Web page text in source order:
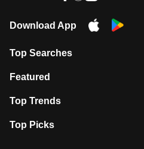
Download App
Top Searches
मुंबई में लगे 'जेन जी' के पोस्टर, लिखा- 'मैं
Featured
10 अगस्त को विधानसभा का घेराव करेंगे
Top Trends
RBI का नया नियम: अब बैंकों को अपनी सभी
Top Picks